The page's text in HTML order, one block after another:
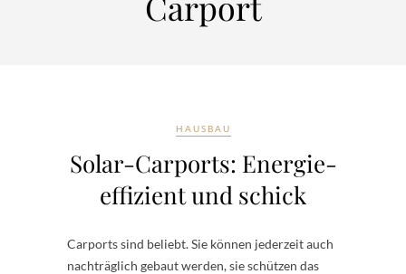
HAUSBAU
Solar-Carports: Energie-
effizient und schick
Carports sind beliebt. Sie können jederzeit auch
nachträglich gebaut werden, sie schützen das